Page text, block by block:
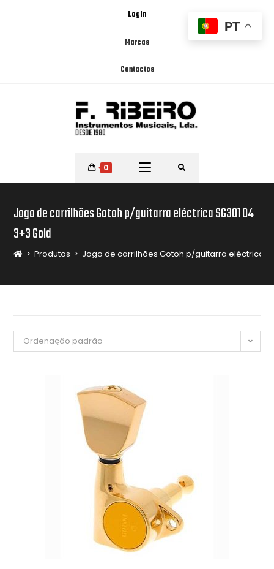
Login
Marcas
Contactos
0
Jogo de carrilhões Gotoh p/guitarra eléctrica SG301 04
3+3 Gold
> Produtos > Jogo de carrilhões Gotoh p/guitarra eléctrica
Ordenação padrão
PT